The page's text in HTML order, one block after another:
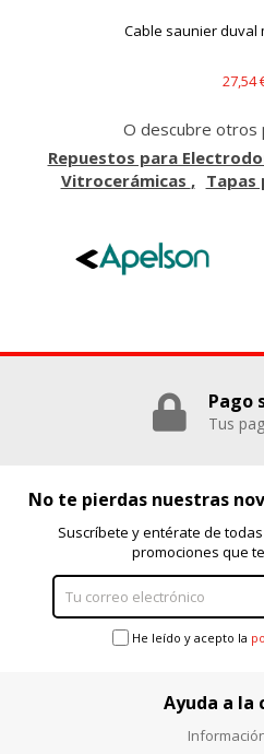
Cable saunier duval
27,54
O descubre otros
Repuestos para
Vitrocerámicas
Tapas
Pago
Tus
No te pierdas nuestras
Suscríbete y entérate de
promociones que
He leído y acepto la
Ayuda a la
_evAd, _evCoupon,
GUARDAR
consultar nuestrapolítica de cookies